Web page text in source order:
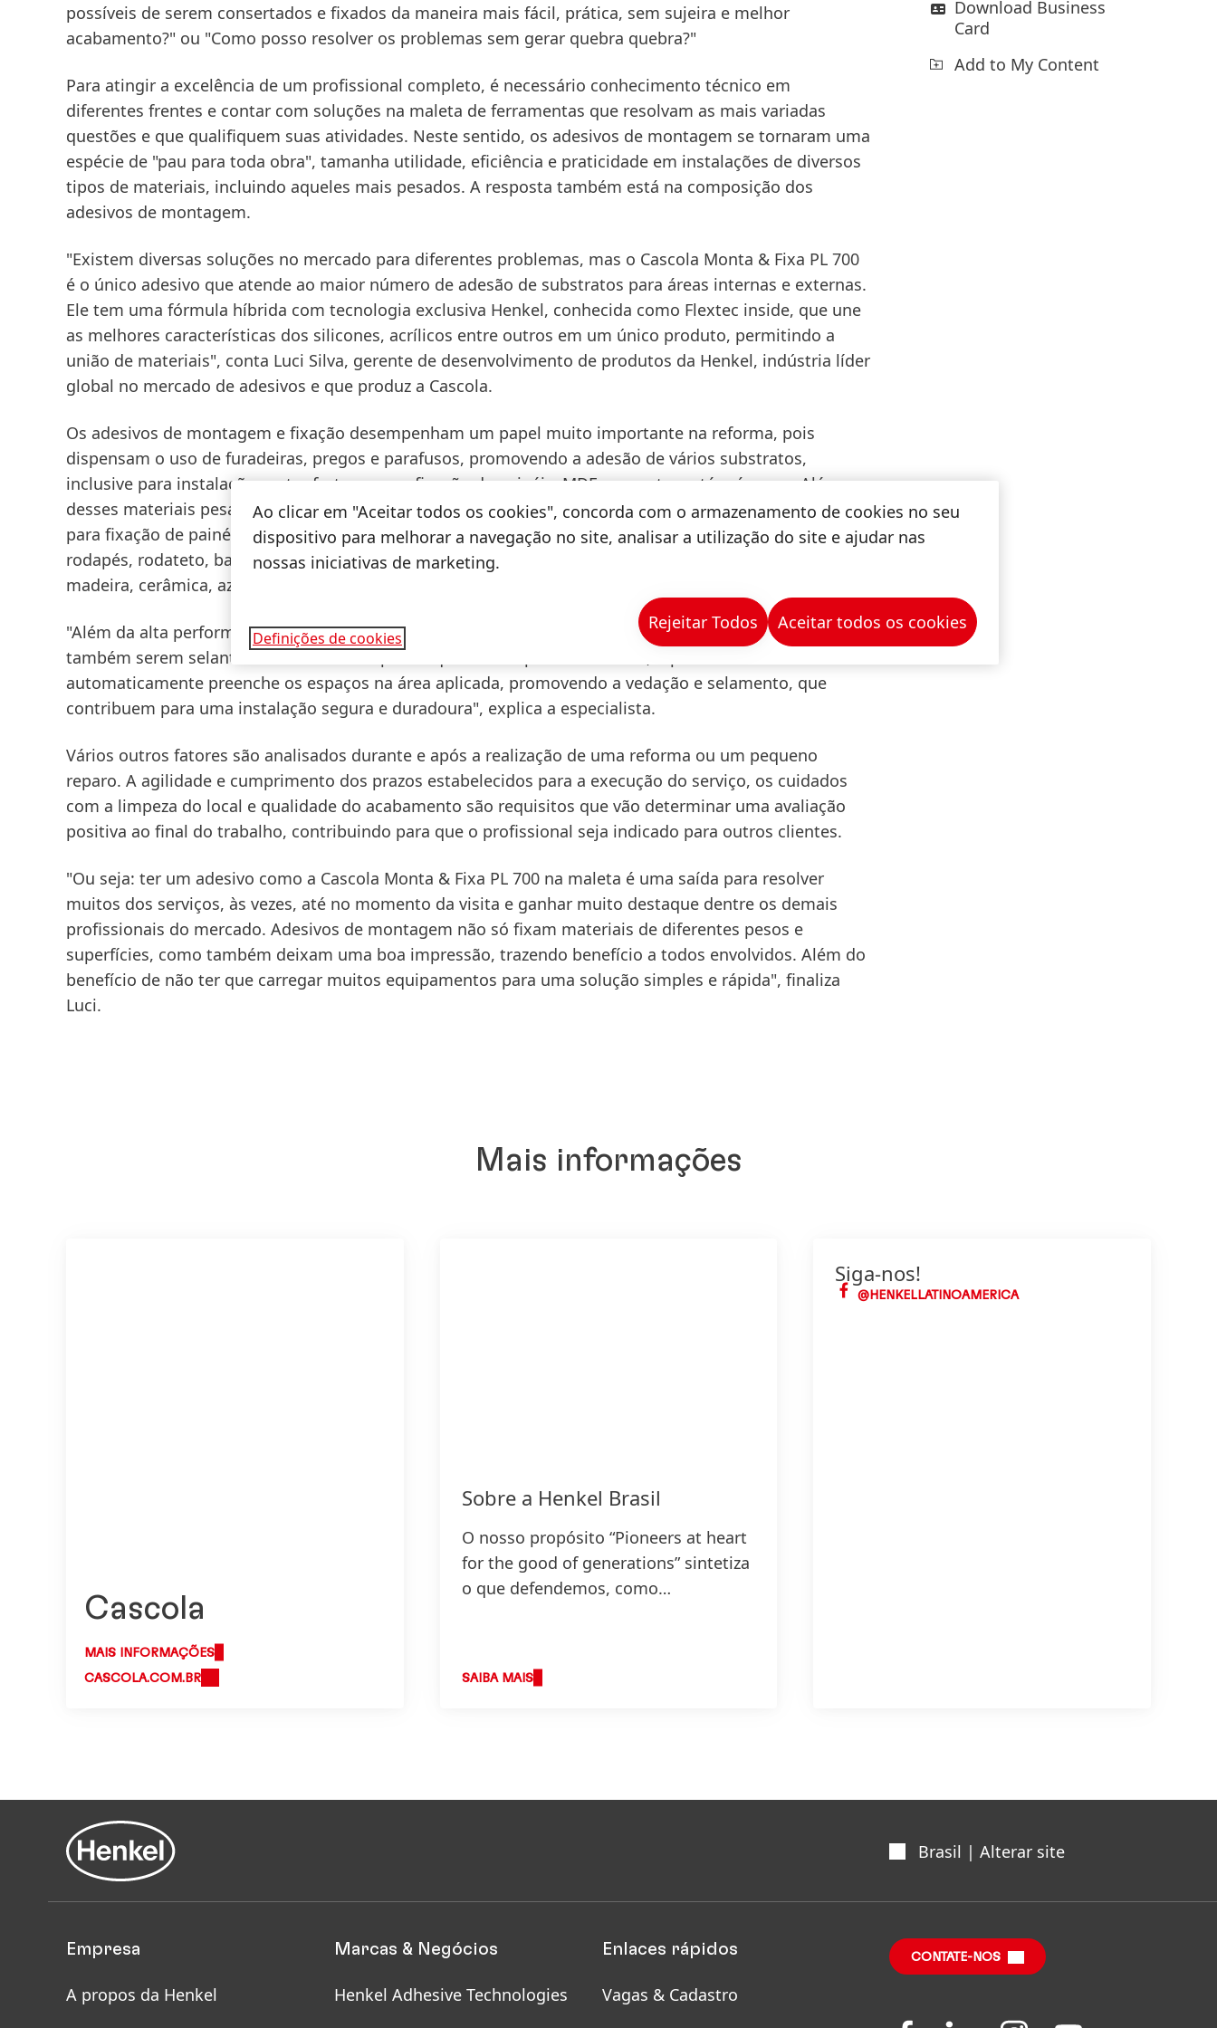
possíveis de serem consertados e fixados da maneira mais fácil, prática, sem sujeira e melhor
acabamento?" ou "Como posso resolver os problemas sem gerar quebra quebra?"
Para atingir a excelência de um profissional completo, é necessário conhecimento técnico em
diferentes frentes e contar com soluções na maleta de ferramentas que resolvam as mais variadas
questões e que qualifiquem suas atividades. Neste sentido, os adesivos de montagem se tornaram uma
espécie de "pau para toda obra", tamanha utilidade, eficiência e praticidade em instalações de diversos
tipos de materiais, incluindo aqueles mais pesados. A resposta também está na composição dos
adesivos de montagem.
"Existem diversas soluções no mercado para diferentes problemas, mas o Cascola Monta & Fixa PL 700
é o único adesivo que atende ao maior número de adesão de substratos para áreas internas e externas.
Ele tem uma fórmula híbrida com tecnologia exclusiva Henkel, conhecida como Flextec inside, que une
as melhores características dos silicones, acrílicos entre outros em um único produto, permitindo a
união de materiais", conta Luci Silva, gerente de desenvolvimento de produtos da Henkel, indústria líder
global no mercado de adesivos e que produz a Cascola.
Os adesivos de montagem e fixação desempenham um papel muito importante na reforma, pois
dispensam o uso de furadeiras, pregos e parafusos, promovendo a adesão de vários substratos,
inclusive para instalações extra fortes, como fixação de painéis, MDF, concreto e até mármore. Além
desses materiais pesados, esse tipo de adesivo multifuncional está na decoração e reparos e é indicado
para fixação de painéis de vidro, tampos de mesa, placas de acrílico, espelhos, painéis decorativos,
rodapés, rodateto, batentes e muito mais. A solução adere a diversos materiais como vidro, metal,
madeira, cerâmica, azulejo, gesso acartonado, PVC, entre outros.
"Além da alta performance em fixação, adesivos desse segmento têm como diferencial o fato de
também serem selantes. Ao mesmo tempo em que uma superfície é fixada, o produto
automaticamente preenche os espaços na área aplicada, promovendo a vedação e selamento, que
contribuem para uma instalação segura e duradoura", explica a especialista.
Vários outros fatores são analisados durante e após a realização de uma reforma ou um pequeno
reparo. A agilidade e cumprimento dos prazos estabelecidos para a execução do serviço, os cuidados
com a limpeza do local e qualidade do acabamento são requisitos que vão determinar uma avaliação
positiva ao final do trabalho, contribuindo para que o profissional seja indicado para outros clientes.
"Ou seja: ter um adesivo como a Cascola Monta & Fixa PL 700 na maleta é uma saída para resolver
muitos dos serviços, às vezes, até no momento da visita e ganhar muito destaque dentre os demais
profissionais do mercado. Adesivos de montagem não só fixam materiais de diferentes pesos e
superfícies, como também deixam uma boa impressão, trazendo benefício a todos envolvidos. Além do
benefício de não ter que carregar muitos equipamentos para uma solução simples e rápida", finaliza
Luci.
Download Business
Card
Add to My Content
Mais informações
Cascola
MAIS INFORMAÇÕES
CASCOLA.COM.BR
Sobre a Henkel Brasil
O nosso propósito “Pioneers at heart
for the good of generations” sintetiza
o que defendemos, como
SAIBA MAIS
Siga-nos!
@HENKELLATINOAMERICA
Brasil | Alterar site
Empresa
A propos da Henkel
Marcas & Negócios
Henkel Adhesive Technologies
Enlaces rápidos
Vagas & Cadastro
CONTATE-NOS
Folgen Folgen Folgen Folgen
Ao clicar em "Aceitar todos os cookies", concorda com o armazenamento de cookies no seu
dispositivo para melhorar a navegação no site, analisar a utilização do site e ajudar nas
nossas iniciativas de marketing.
Definições de cookies
Rejeitar Todos Aceitar todos os cookies